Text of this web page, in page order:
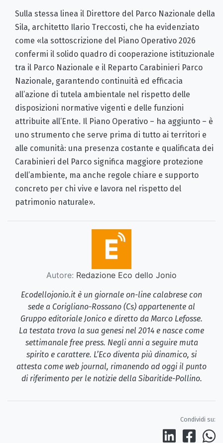
Sulla stessa linea il Direttore del Parco Nazionale della
Sila, architetto Ilario Treccosti, che ha evidenziato
come «la sottoscrizione del Piano Operativo 2026
confermi il solido quadro di cooperazione istituzionale
tra il Parco Nazionale e il Reparto Carabinieri Parco
Nazionale, garantendo continuità ed efficacia
all’azione di tutela ambientale nel rispetto delle
disposizioni normative vigenti e delle funzioni
attribuite all’Ente. Il Piano Operativo – ha aggiunto – è
uno strumento che serve prima di tutto ai territori e
alle comunità: una presenza costante e qualificata dei
Carabinieri del Parco significa maggiore protezione
dell’ambiente, ma anche regole chiare e supporto
concreto per chi vive e lavora nel rispetto del
patrimonio naturale».
Autore: Redazione Eco dello Jonio
Ecodellojonio.it è un giornale on-line calabrese con
sede a Corigliano-Rossano (Cs) appartenente al
Gruppo editoriale Jonico e diretto da Marco Lefosse.
La testata trova la sua genesi nel 2014 e nasce come
settimanale free press. Negli anni a seguire muta
spirito e carattere. L’Eco diventa più dinamico, si
attesta come web journal, rimanendo ad oggi il punto
di riferimento per le notizie della Sibaritide-Pollino.
Condividi su: